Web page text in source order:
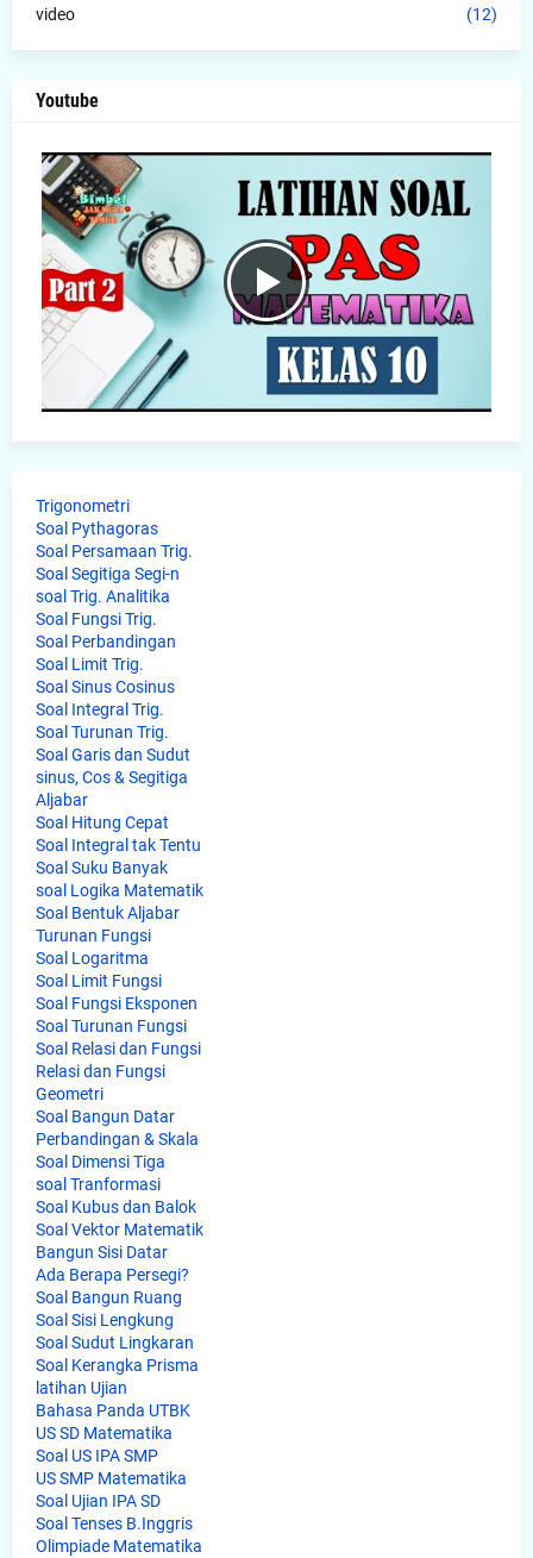
video (12)
Youtube
Trigonometri
Soal Pythagoras
Soal Persamaan Trig.
Soal Segitiga Segi-n
soal Trig. Analitika
Soal Fungsi Trig.
Soal Perbandingan
Soal Limit Trig.
Soal Sinus Cosinus
Soal Integral Trig.
Soal Turunan Trig.
Soal Garis dan Sudut
sinus, Cos & Segitiga
Aljabar
Soal Hitung Cepat
Soal Integral tak Tentu
Soal Suku Banyak
soal Logika Matematik
Soal Bentuk Aljabar
Turunan Fungsi
Soal Logaritma
Soal Limit Fungsi
Soal Fungsi Eksponen
Soal Turunan Fungsi
Soal Relasi dan Fungsi
Relasi dan Fungsi
Geometri
Soal Bangun Datar
Perbandingan & Skala
Soal Dimensi Tiga
soal Tranformasi
Soal Kubus dan Balok
Soal Vektor Matematik
Bangun Sisi Datar
Ada Berapa Persegi?
Soal Bangun Ruang
Soal Sisi Lengkung
Soal Sudut Lingkaran
Soal Kerangka Prisma
latihan Ujian
Bahasa Panda UTBK
US SD Matematika
Soal US IPA SMP
US SMP Matematika
Soal Ujian IPA SD
Soal Tenses B.Inggris
Olimpiade Matematika